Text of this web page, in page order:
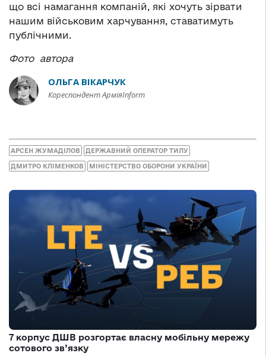
що всі намагання компаній, які хочуть зірвати
нашим військовим харчування, ставатимуть
публічними.
Фото автора
ОЛЬГА ВІКАРЧУК
Кореспондент АрміяInform
АРСЕН ЖУМАДІЛОВ ДЕРЖАВНИЙ ОПЕРАТОР ТИЛУ
ДМИТРО КЛІМЕНКОВ МІНІСТЕРСТВО ОБОРОНИ УКРАЇНИ
7 корпус ДШВ розгортає власну мобільну мережу
сотового зв’язку